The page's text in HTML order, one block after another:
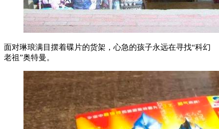
面对琳琅满目摆着碟片的货架，心急的孩子永远在寻找“科幻
老祖”奥特曼。